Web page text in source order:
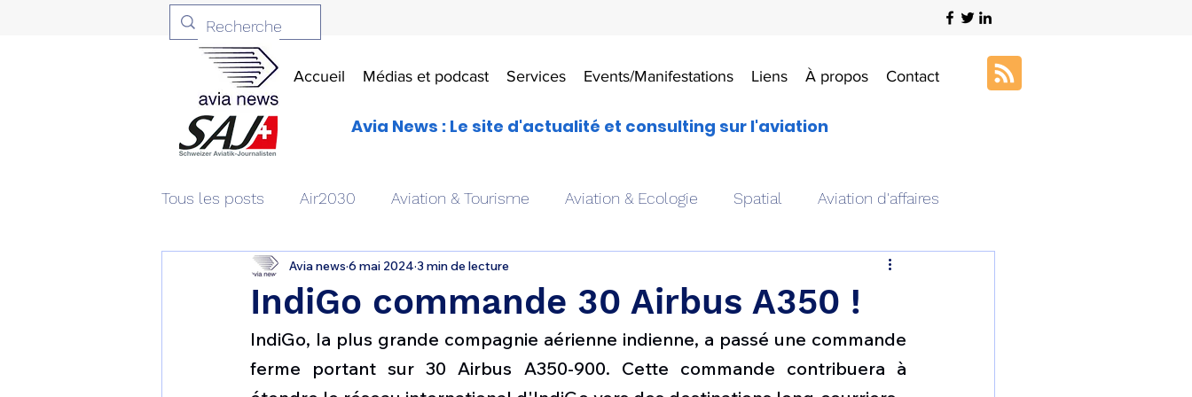
Accueil Médias et podcast Services Events/Manifestations Liens À propos Contact
Avia News : Le site d'actualité et consulting sur l'aviation
Tous les posts Air2030 Aviation & Tourisme Aviation & Ecologie Spatial Aviation d'affaires
Aviation & Défense Livres Drones aériens Art & Aviation
Patrimoine aéronautique Avionique & pilotage Avion expérimental Formation aéronautique
IndiGo commande 30 Airbus A350 !
Avia news 6 mai 2024 3 min de lecture
IndiGo, la plus grande compagnie aérienne indienne, a passé une commande
ferme portant sur 30 Airbus A350-900. Cette commande contribuera à